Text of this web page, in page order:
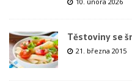
Těstoviny se
21. března 2015